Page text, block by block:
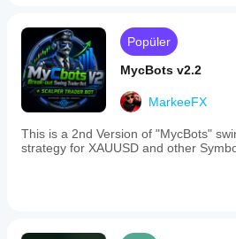
Popüler
MycBots v2.2
MarkeeFX
This is a 2nd Version of "MycBots"
strategy for XAUUSD and other